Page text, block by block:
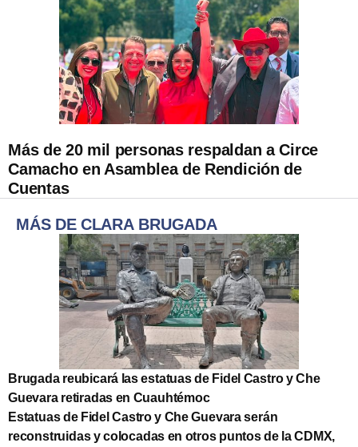
Más de 20 mil personas respaldan a Circe
Camacho en Asamblea de Rendición de
Cuentas
MÁS DE CLARA BRUGADA
Brugada reubicará las estatuas de Fidel Castro y Che
Guevara retiradas en Cuauhtémoc
Estatuas de Fidel Castro y Che Guevara serán
reconstruidas y colocadas en otros puntos de la CDMX,